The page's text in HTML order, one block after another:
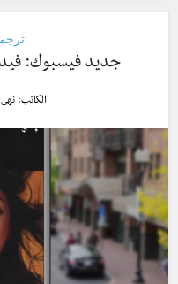
جديد فيسبوك:
الكاتب: